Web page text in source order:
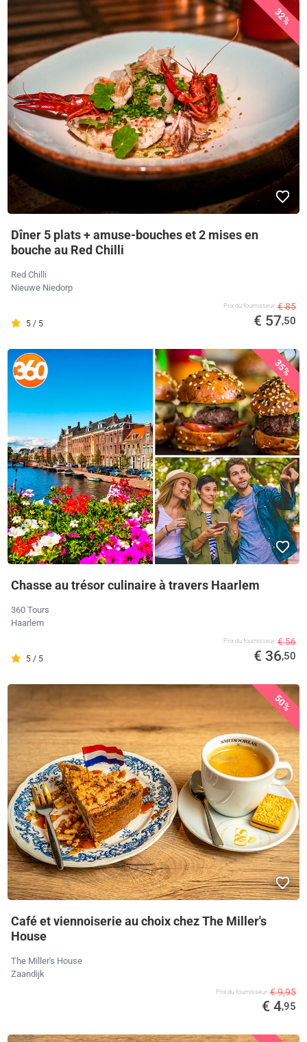
32%
Dîner 5 plats + amuse-bouches et 2 mises en
bouche au Red Chilli
Red Chilli
Nieuwe Niedorp
5 / 5
Prix ​​du fournisseur € 85
€ 57,50
35%
Chasse au trésor culinaire à travers Haarlem
360 Tours
Haarlem
5 / 5
Prix ​​du fournisseur € 56
€ 36,50
50%
Café et viennoiserie au choix chez The Miller's
House
The Miller's House
Zaandijk
Prix ​​du fournisseur € 9,95
€ 4,95